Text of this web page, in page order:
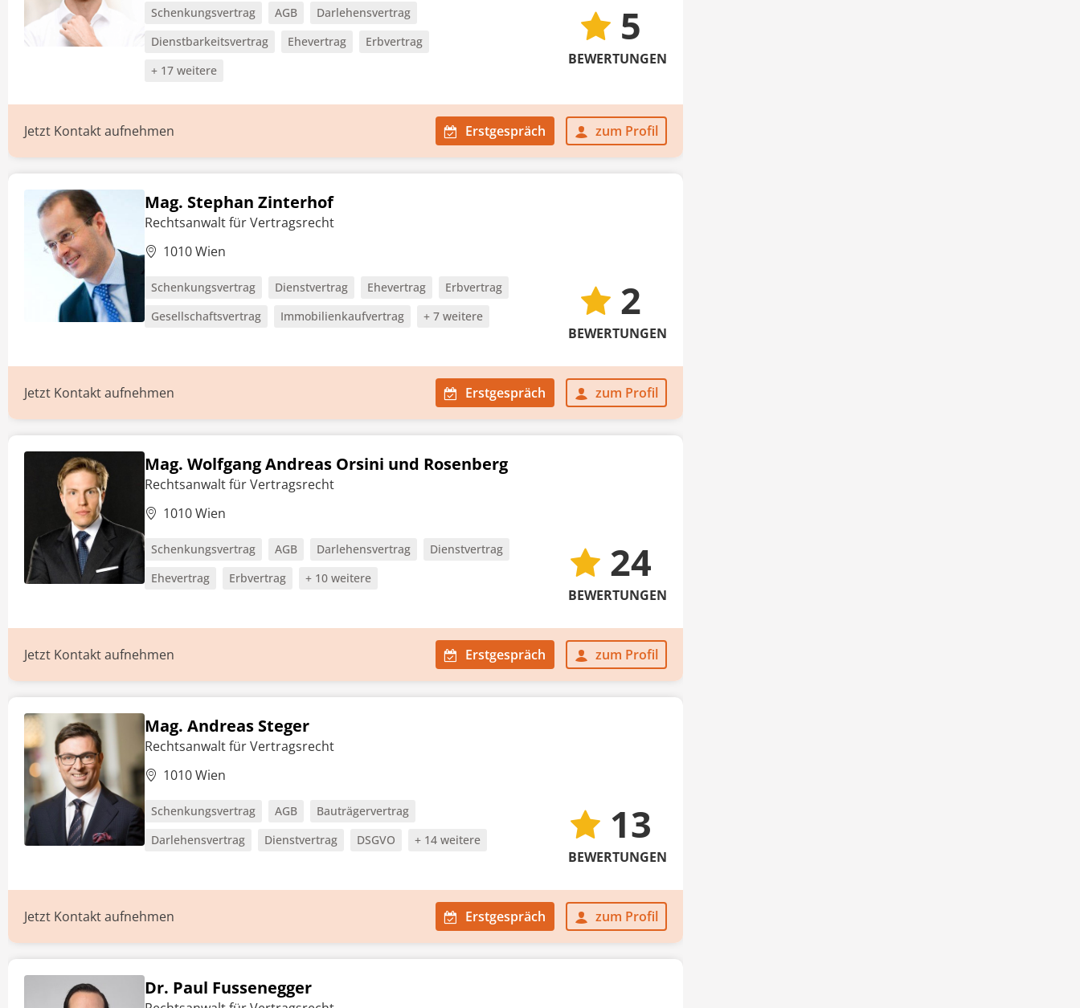
Schenkungsvertrag AGB
Darlehensvertrag
Dienstbarkeitsvertrag
Ehevertrag
Erbvertrag
+ 17 weitere
5
BEWERTUNGEN
Jetzt Kontakt aufnehmen Erstgespräch zum Profil
Mag. Stephan Zinterhof
Rechtsanwalt für Vertragsrecht
1010 Wien
Schenkungsvertrag Dienstvertrag Ehevertrag
Erbvertrag
Gesellschaftsvertrag
Immobilienkaufvertrag + 7 weitere 2
BEWERTUNGEN
Jetzt Kontakt aufnehmen Erstgespräch zum Profil
Mag. Wolfgang Andreas Orsini und Rosenberg
Rechtsanwalt für Vertragsrecht
1010 Wien
Schenkungsvertrag AGB Darlehensvertrag
Dienstvertrag
Ehevertrag
Erbvertrag + 10 weitere 24
BEWERTUNGEN
Jetzt Kontakt aufnehmen Erstgespräch zum Profil
Mag. Andreas Steger
Rechtsanwalt für Vertragsrecht
1010 Wien
Schenkungsvertrag AGB
Bauträgervertrag
Darlehensvertrag
Dienstvertrag DSGVO + 14 weitere 13
BEWERTUNGEN
Jetzt Kontakt aufnehmen Erstgespräch zum Profil
Dr. Paul Fussenegger